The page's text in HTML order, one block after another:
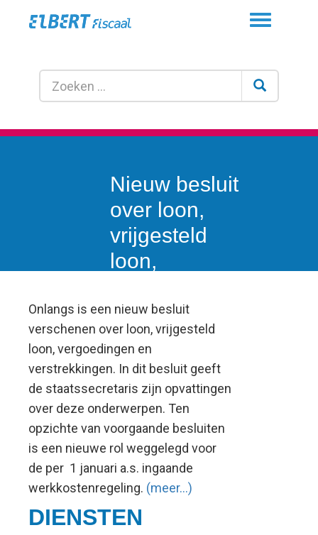
Toggle
Nieuw besluit
over loon,
vrijgesteld
loon,
en
verstrekkingen
Onlangs is een nieuw besluit
verschenen over loon, vrijgesteld
loon, vergoedingen en
verstrekkingen. In dit besluit geeft
de staatssecretaris zijn opvattingen
over deze onderwerpen. Ten
opzichte van voorgaande besluiten
is een nieuwe rol weggelegd voor
de per 1 januari a.s. ingaande
werkkostenregeling. (meer…)
DIENSTEN